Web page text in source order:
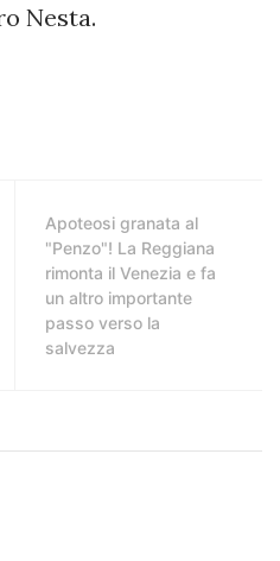
Nesta.
Apoteosi granata al
"Penzo"! La Reggiana
rimonta il Venezia e fa
un altro importante
passo verso la
salvezza